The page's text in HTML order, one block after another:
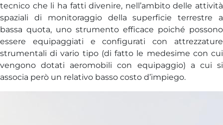
tecnico che li ha fatti divenire, nell’ambito delle attività
spaziali di monitoraggio della superficie terrestre a
bassa quota, uno strumento efficace poiché possono
essere equipaggiati e configurati con attrezzature
strumentali di vario tipo (di fatto le medesime con cui
vengono dotati aeromobili con equipaggio) a cui si
associa però un relativo basso costo d’impiego.